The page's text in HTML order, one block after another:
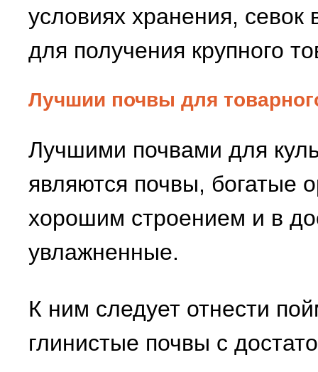
условиях хранения, севок
для получения крупного
Лучшии почвы для
Лучшими почвами для
являются почвы, богатые
хорошим строением и в
увлажненные.
К ним следует отнести
глинистые почвы с